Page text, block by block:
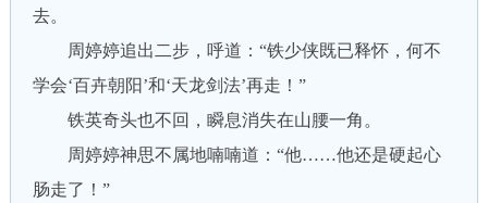
去。
周婷婷追出二步，呼道：“铁少侠既已释怀，何不
学会‘百卉朝阳’和‘天龙剑法’再走！”
铁英奇头也不回，瞬息消失在山腰一角。
周婷婷神思不属地喃喃道：“他……他还是硬起心
肠走了！”